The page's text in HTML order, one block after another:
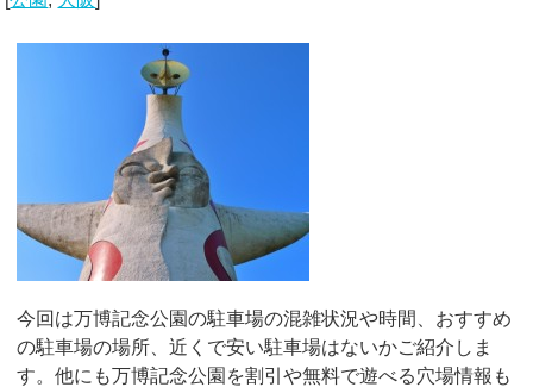
今回は万博記念公園の駐車場の混雑状況や時間、おすすめ
の駐車場の場所、近くで安い駐車場はないかご紹介しま
す。他にも万博記念公園を割引や無料で遊べる穴場情報も